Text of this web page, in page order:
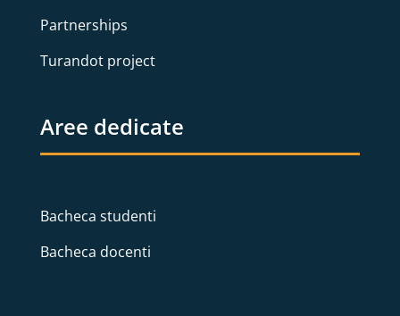
Partnerships
Turandot project
Aree dedicate
Bacheca studenti
Bacheca docenti